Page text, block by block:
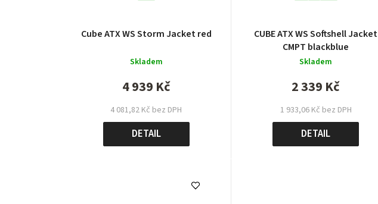
Cube ATX WS Storm Jacket red
Skladem
4 081,82 Kč bez DPH
4 939 Kč
DETAIL
CUBE ATX WS Softshell Jacket
CMPT blackblue
Skladem
1 933,06 Kč bez DPH
2 339 Kč
DETAIL